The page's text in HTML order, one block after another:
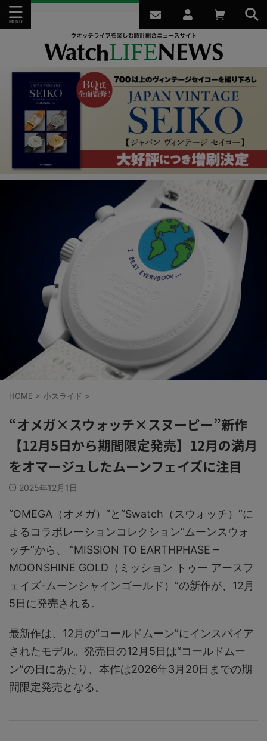
HOME > 小スライド >
“オメガ×スウォッチ×スヌーピー”新作
【12月5日から期間限定発売】12月の満月
をオマージュしたムーンフェイズに注目
2025年12月1日
“OMEGA（オメガ）”と“Swatch（スウォッチ）”に
よるコラボレーションコレクション“ムーンスウォ
ッチ”から、 “MISSION TO EARTHPHASE –
MOONSHINE GOLD（ミッション トゥー アースフ
ェイズ-ムーンシャインゴールド）”の新作が、12月
5日に発売される。
最新作は、12月の“コールドムーン”にインスパイア
されたモデル。発売日の12月5日は“コールドムー
ン”の日にあたり、本作は2026年3月20日までの期
間限定発売となる。